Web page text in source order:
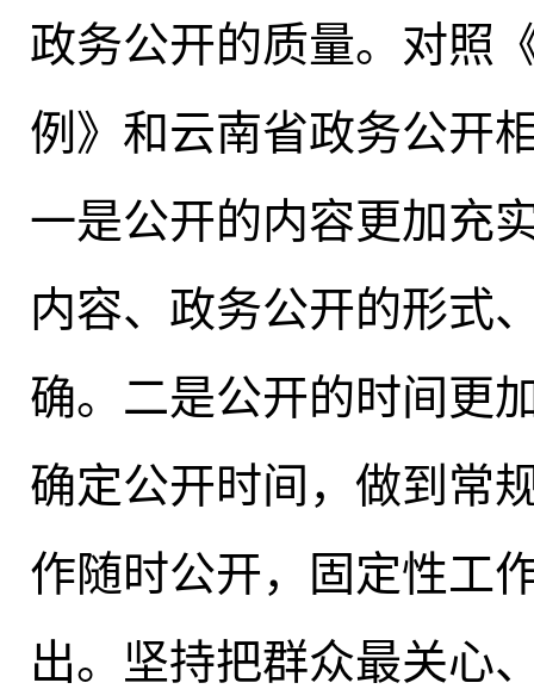
政务公开的质量。对照
例》和云南省政务公开
一是公开的内容更加充
内容、政务公开的形式
确。 二是公开的时间更
确定公开时间，做到常
作随时公开，固定性工
出。坚持把群众最关心